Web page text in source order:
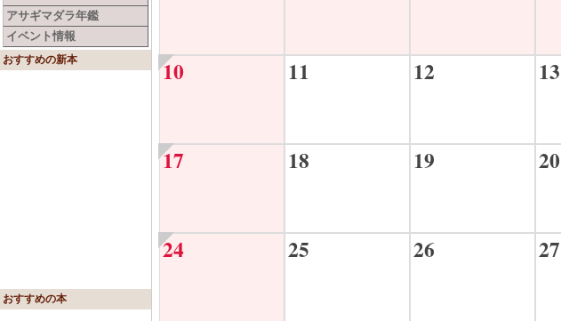
アサギマダラ年鑑
イベント情報
おすすめの新本
おすすめの本
10 11 12 13
17 18 19 20
24 25 26 27